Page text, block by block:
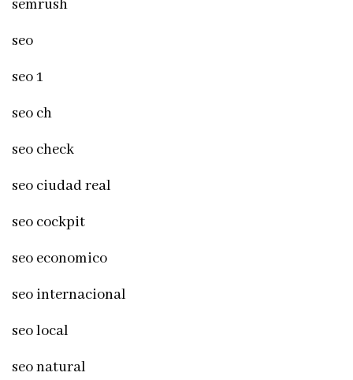
semrush
seo
seo 1
seo ch
seo check
seo ciudad real
seo cockpit
seo economico
seo internacional
seo local
seo natural